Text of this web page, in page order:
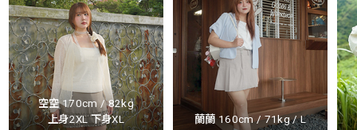
空空 170cm / 82kg
上身2XL 下身XL
蘭蘭 160cm / 71kg / L